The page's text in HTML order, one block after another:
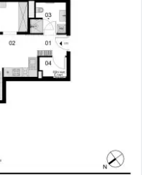
netto zzgl. 20% USt.
m²